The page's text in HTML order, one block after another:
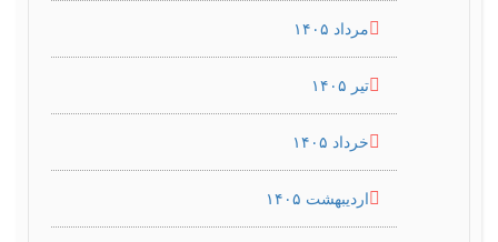
مرداد ۱۴۰۵
تیر ۱۴۰۵
خرداد ۱۴۰۵
اردیبهشت ۱۴۰۵